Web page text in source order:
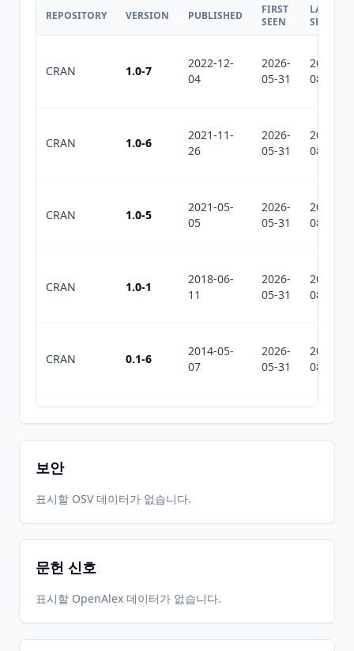
REPOSITORY VERSION PUBLISHED
FIRST
SEEN
LAST
SEEN
CRAN 1.0-7
2022-12-
04
2026-
05-31
2026-
08-05
CRAN 1.0-6
2021-11-
26
2026-
05-31
2026-
08-05
CRAN 1.0-5
2021-05-
05
2026-
05-31
2026-
08-05
CRAN 1.0-1
2018-06-
11
2026-
05-31
2026-
08-05
CRAN 0.1-6
2014-05-
07
2026-
05-31
2026-
08-05
2014-03-
24
2026-
05-31
2026-
08-05
CRAN 0.1-4
CRAN
2026-
2026-
보안
표시할 OSV 데이터가 없습니다.
문헌 신호
표시할 OpenAlex 데이터가 없습니다.